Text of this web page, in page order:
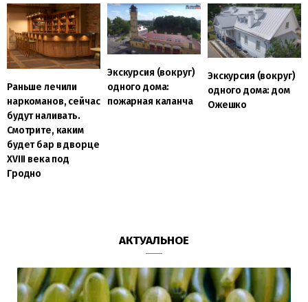
Раньше лечили
наркоманов, сейчас
будут наливать.
Смотрите, каким
будет бар в дворце
XVIII века под
Гродно
Экскурсия (вокруг)
одного дома:
пожарная каланча
Экскурсия (вокруг)
одного дома: дом
Ожешко
АКТУАЛЬНОЕ